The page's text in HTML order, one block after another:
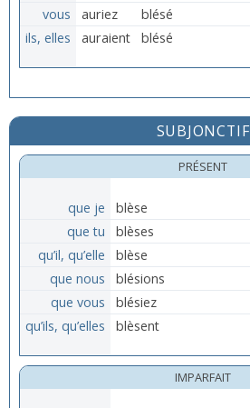
vous
auriez
blésé
ils, elles
auraient blésé
SUBJONCTIF
PRÉSENT
que je
blèse
que tu
blèses
qu’il, qu’elle
blèse
que nous
blésions
que vous
blésiez
qu’ils, qu’elles
blèsent
IMPARFAIT